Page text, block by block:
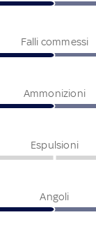
Falli commessi
Ammonizioni
Espulsioni
Angoli